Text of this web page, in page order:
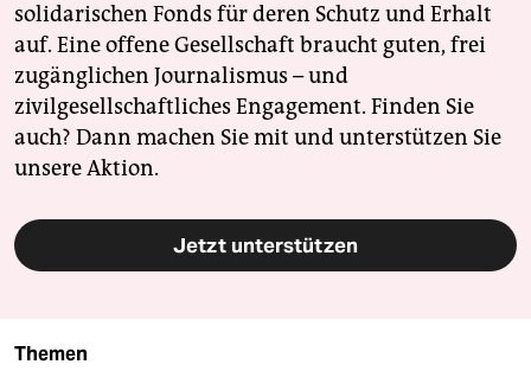
solidarischen Fonds für deren Schutz und Erhalt
auf. Eine offene Gesellschaft braucht guten, frei
zugänglichen Journalismus – und
zivilgesellschaftliches Engagement. Finden Sie
auch? Dann machen Sie mit und unterstützen Sie
unsere Aktion.
Jetzt unterstützen
Themen